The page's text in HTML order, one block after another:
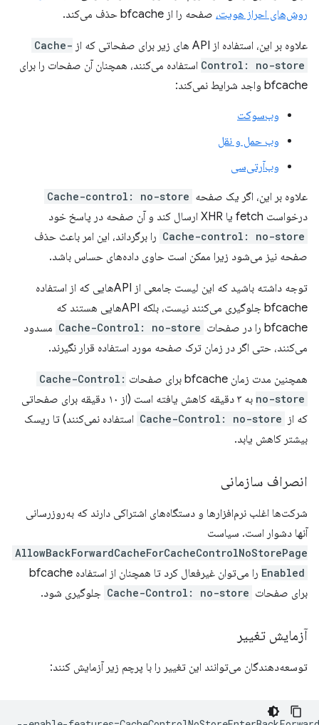
روش‌های احراز هویت، صفحه را از bfcache حذف می‌کند.
علاوه بر این، استفاده از API های زیر برای صفحاتی که از
Cache-
Control: no-store استفاده می‌کنند، همچنان آن صفحات را برای
bfcache واجد شرایط نمی‌کند:
وب‌سوکت
وب حمل و نقل
وب‌آرتی‌سی
علاوه بر این، اگر یک صفحه Cache-control: no-store
درخواست fetch یا XHR ارسال کند و آن صفحه در پاسخ خود
Cache-control: no-store را برگرداند، این امر باعث حذف
صفحه نیز می‌شود زیرا ممکن است حاوی داده‌های حساس باشد.
توجه داشته باشید که این لیست جامعی از APIهایی که از استفاده
bfcache جلوگیری می‌کنند نیست، بلکه APIهایی هستند که
bfcache را در صفحات
Cache-Control: no-store مسدود
می‌کنند، حتی اگر در زمان ترک صفحه مورد استفاده قرار نگیرند.
همچنین مدت زمان bfcache برای صفحات
Cache-Control:
no-store
به ۳ دقیقه کاهش یافته است (از ۱۰ دقیقه برای صفحاتی
که از Cache-Control: no-store استفاده نمی‌کنند) تا ریسک
بیشتر کاهش یابد.
انصراف سازمانی
شرکت‌ها اغلب نرم‌افزارها و دستگاه‌های اشتراکی دارند که به‌روزرسانی
آنها دشوار است. سیاست
AllowBackForwardCacheForCacheControlNoStorePage
Enabled
را می‌توان غیرفعال کرد تا همچنان از استفاده bfcache
برای صفحات Cache-Control: no-store جلوگیری شود.
آزمایش تغییر
توسعه‌دهندگان می‌توانند این تغییر را با پرچم زیر آزمایش کنند: